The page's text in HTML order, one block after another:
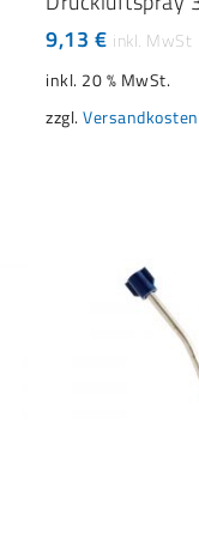
9,13 €
inkl. 20 % MwSt.
zzgl.Versandkosten